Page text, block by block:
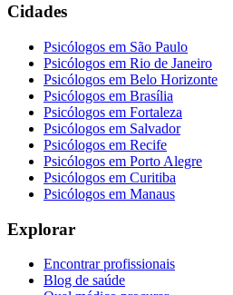
Cidades
Psicólogos em São Paulo
Psicólogos em Rio de Janeiro
Psicólogos em Belo Horizonte
Psicólogos em Brasília
Psicólogos em Fortaleza
Psicólogos em Salvador
Psicólogos em Recife
Psicólogos em Porto Alegre
Psicólogos em Curitiba
Psicólogos em Manaus
Explorar
Encontrar profissionais
Blog de saúde